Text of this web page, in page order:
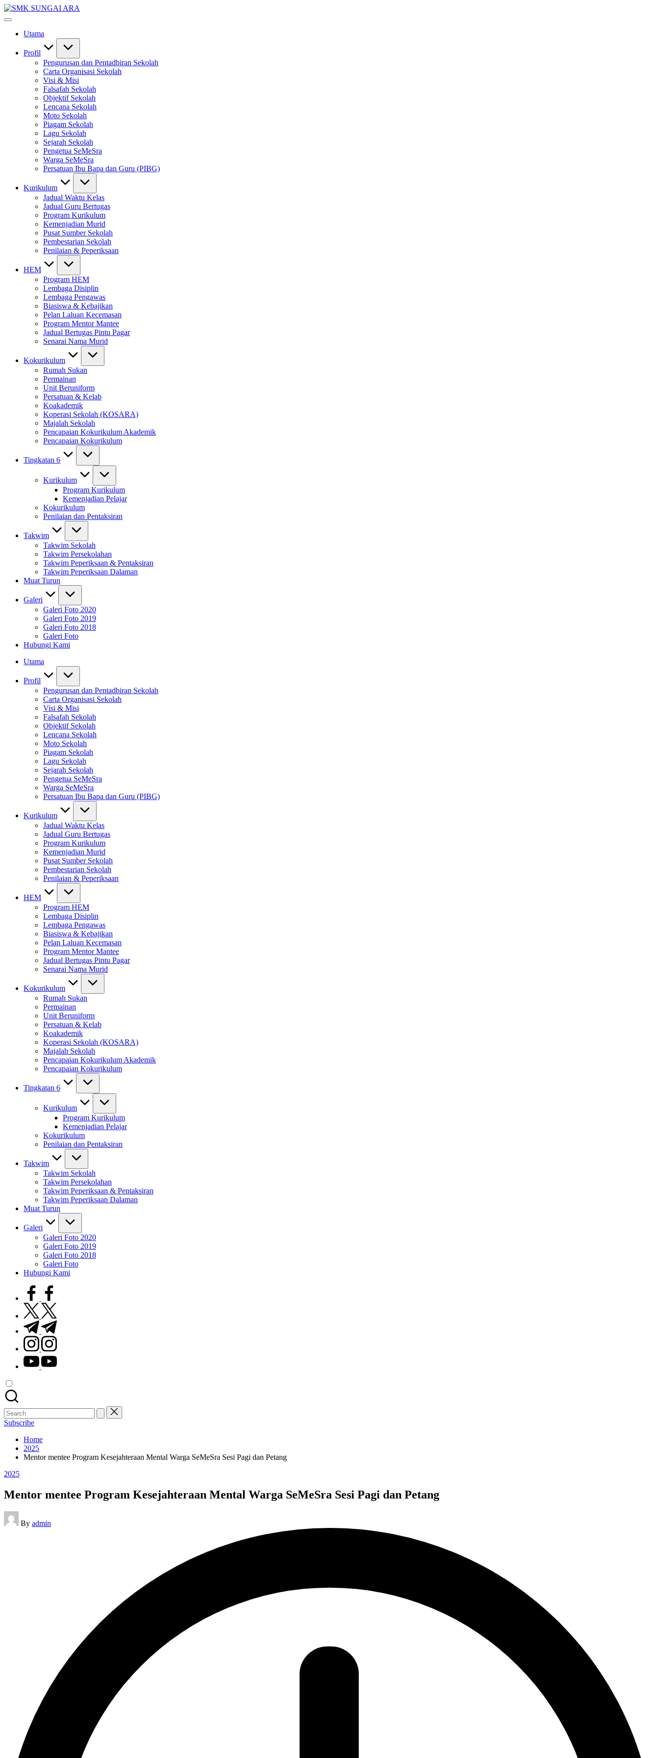
Skip
to
#KetekunanNadiKecemerlangan
#SeMeSradiHati
Utama
Profil
Pengurusan dan Pentadbiran Sekolah
Carta Organisasi Sekolah
Visi & Misi
Falsafah Sekolah
Objektif Sekolah
Lencana Sekolah
Moto Sekolah
Piagam Sekolah
Lagu Sekolah
Sejarah Sekolah
Pengetua SeMeSra
Warga SeMeSra
Persatuan Ibu Bapa dan Guru (PIBG)
Kurikulum
Jadual Waktu Kelas
Jadual Guru Bertugas
Program Kurikulum
Kemenjadian Murid
Pusat Sumber Sekolah
Pembestarian Sekolah
Penilaian & Peperiksaan
HEM
Program HEM
Lembaga Disiplin
Lembaga Pengawas
Biasiswa & Kebajikan
Pelan Laluan Kecemasan
Program Mentor Mantee
Jadual Bertugas Pintu Pagar
Senarai Nama Murid
Kokurikulum
Rumah Sukan
Permainan
Unit Beruniform
Persatuan & Kelab
Koakademik
Koperasi Sekolah (KOSARA)
Majalah Sekolah
Pencapaian Kokurikulum Akademik
Pencapaian Kokurikulum
Tingkatan 6
Kurikulum
Program Kurikulum
Kemenjadian Pelajar
Kokurikulum
Penilaian dan Pentaksiran
Takwim
Takwim Sekolah
Takwim Persekolahan
Takwim Peperiksaan & Pentaksiran
Takwim Peperiksaan Dalaman
Muat Turun
Galeri
Galeri Foto 2020
Galeri Foto 2019
Galeri Foto 2018
Galeri Foto
Hubungi Kami
Utama
Profil
Pengurusan dan Pentadbiran Sekolah
Carta Organisasi Sekolah
Visi & Misi
Falsafah Sekolah
Objektif Sekolah
Lencana Sekolah
Moto Sekolah
Piagam Sekolah
Lagu Sekolah
Sejarah Sekolah
Pengetua SeMeSra
Warga SeMeSra
Persatuan Ibu Bapa dan Guru (PIBG)
Kurikulum
Jadual Waktu Kelas
Jadual Guru Bertugas
Program Kurikulum
Kemenjadian Murid
Pusat Sumber Sekolah
Pembestarian Sekolah
Penilaian & Peperiksaan
HEM
Program HEM
Lembaga Disiplin
Lembaga Pengawas
Biasiswa & Kebajikan
Pelan Laluan Kecemasan
Program Mentor Mantee
Jadual Bertugas Pintu Pagar
Senarai Nama Murid
Kokurikulum
Rumah Sukan
Permainan
Unit Beruniform
Persatuan & Kelab
Koakademik
Koperasi Sekolah (KOSARA)
Majalah Sekolah
Pencapaian Kokurikulum Akademik
Pencapaian Kokurikulum
Tingkatan 6
Kurikulum
Program Kurikulum
Kemenjadian Pelajar
Kokurikulum
Penilaian dan Pentaksiran
Takwim
Takwim Sekolah
Takwim Persekolahan
Takwim Peperiksaan & Pentaksiran
Takwim Peperiksaan Dalaman
Muat Turun
Galeri
Galeri Foto 2020
Galeri Foto 2019
Galeri Foto 2018
Galeri Foto
Hubungi Kami
facebook.com
twitter.com
t.me
instagram.com
youtube.com
Search
for:
Subscribe
Home
2025
Mentor mentee Program Kesejahteraan Mental Warga SeMeSra Sesi Pagi dan Petang
Posted
2025
Mentor mentee Program Kesejahteraan Mental Warga SeMeSra Sesi Pagi dan Petang
Posted
by
By admin